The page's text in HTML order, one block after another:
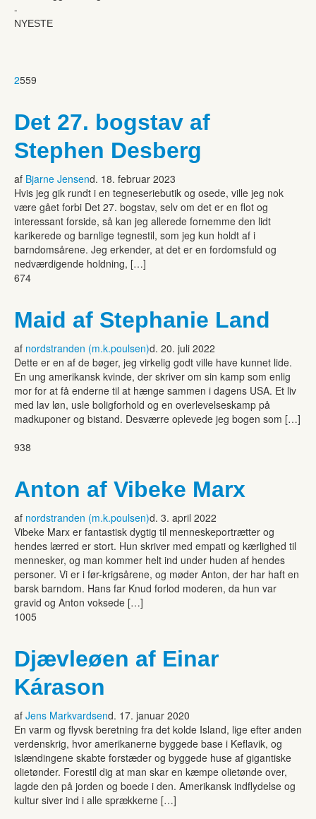
-
NYESTE
2559
Det 27. bogstav af
Stephen Desberg
af Bjarne Jensend. 18. februar 2023
Hvis jeg gik rundt i en tegneseriebutik og osede, ville jeg nok
være gået forbi Det 27. bogstav, selv om det er en flot og
interessant forside, så kan jeg allerede fornemme den lidt
karikerede og barnlige tegnestil, som jeg kun holdt af i
barndomsårene. Jeg erkender, at det er en fordomsfuld og
nedværdigende holdning, […]
674
Maid af Stephanie Land
af nordstranden (m.k.poulsen)d. 20. juli 2022
Dette er en af de bøger, jeg virkelig godt ville have kunnet lide.
En ung amerikansk kvinde, der skriver om sin kamp som enlig
mor for at få enderne til at hænge sammen i dagens USA. Et liv
med lav løn, usle boligforhold og en overlevelseskamp på
madkuponer og bistand. Desværre oplevede jeg bogen som […]
938
Anton af Vibeke Marx
af nordstranden (m.k.poulsen)d. 3. april 2022
Vibeke Marx er fantastisk dygtig til menneskeportrætter og
hendes lærred er stort. Hun skriver med empati og kærlighed til
mennesker, og man kommer helt ind under huden af hendes
personer. Vi er i før-krigsårene, og møder Anton, der har haft en
barsk barndom. Hans far Knud forlod moderen, da hun var
gravid og Anton voksede […]
1005
Djævleøen af Einar
Kárason
af Jens Markvardsend. 17. januar 2020
En varm og flyvsk beretning fra det kolde Island, lige efter anden
verdenskrig, hvor amerikanerne byggede base i Keflavik, og
islændingene skabte forstæder og byggede huse af gigantiske
olietønder. Forestil dig at man skar en kæmpe olietønde over,
lagde den på jorden og boede i den. Amerikansk indflydelse og
kultur siver ind i alle sprækkerne […]